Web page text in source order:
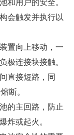
会触发并执行以
置向上移动，一
极连接块接触。
直接短路，同
断。
的主回路，防止
炸或起火。